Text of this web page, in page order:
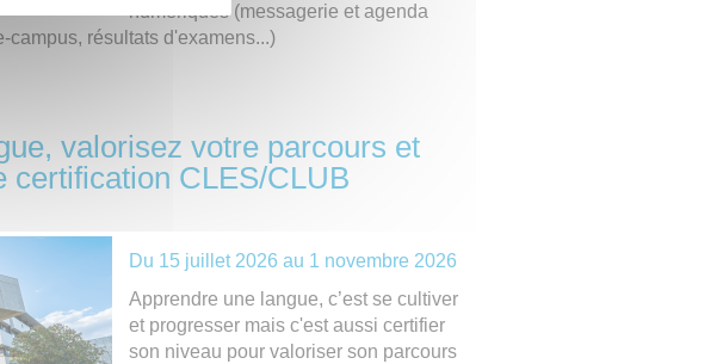
numériques (messagerie et agenda
campus, résultats d'examens...)
valorisez votre parcours et
certification CLES/CLUB
Du 15 juillet 2026 au 1 novembre 2026
Apprendre une langue, c’est se cultiver
et progresser mais c'est aussi certifier
son niveau pour valoriser son parcours